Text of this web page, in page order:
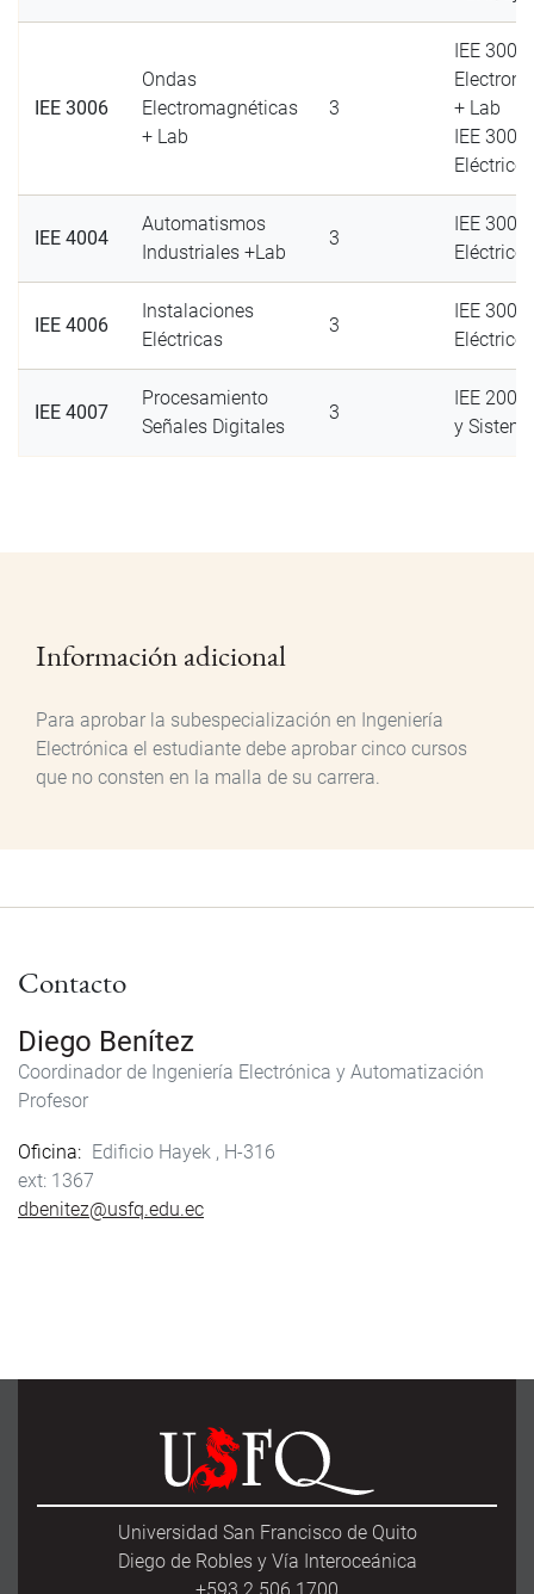
IEE 3006
Ondas
Electromagnéticas
+ Lab
3
IEE 3006
+ Lab
IEE
IEE 4004
Automatismos
Industriales +Lab
3
IEE
IEE 4006
Instalaciones
Eléctricas
3
IEE
IEE 4007
Procesamiento
Señales Digitales
3
IEE 2003
y
Información adicional
Para aprobar la subespecialización en Ingeniería
Electrónica el estudiante debe aprobar cinco cursos
que no consten en la malla de su carrera.
Contacto
Diego Benítez
Coordinador de Ingeniería Electrónica y Automatización
Profesor
Oficina
Edificio Hayek , H-316
1367
dbenitez@usfq.edu.ec
Universidad San Francisco de Quito
Diego de Robles y Vía Interoceánica